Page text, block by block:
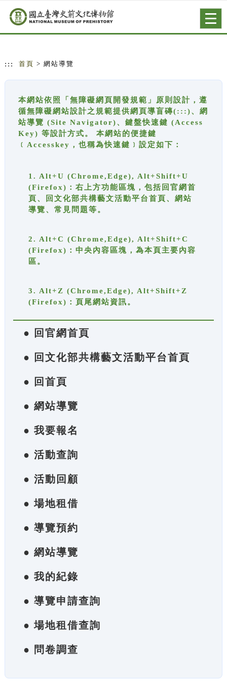
跳到主要內容
網站導覽
::: 首頁 > 網站導覽
本網站依照「無障礙網頁開發規範」原則設計，遵
循無障礙網站設計之規範提供網頁導盲磚(:::)、網
站導覽 (Site Navigator)、鍵盤快速鍵 (Access
Key) 等設計方式。 本網站的便捷鍵
﹝Accesskey，也稱為快速鍵﹞設定如下：
1. Alt+U (Chrome,Edge), Alt+Shift+U
(Firefox)：右上方功能區塊，包括回官網首
頁、回文化部共構藝文活動平台首頁、網站
導覽、常見問題等。
2. Alt+C (Chrome,Edge), Alt+Shift+C
(Firefox)：中央內容區塊，為本頁主要內容
區。
3. Alt+Z (Chrome,Edge), Alt+Shift+Z
(Firefox)：頁尾網站資訊。
● 回官網首頁
● 回文化部共構藝文活動平台首頁
● 回首頁
● 網站導覽
● 我要報名
● 活動查詢
● 活動回顧
● 場地租借
● 導覽預約
● 網站導覽
● 我的紀錄
● 導覽申請查詢
● 場地租借查詢
● 問卷調查